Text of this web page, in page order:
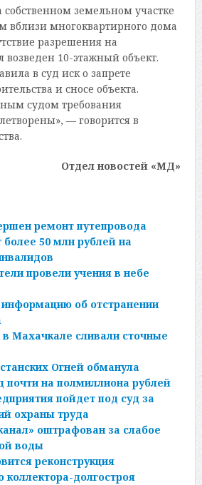
земельном участке
вблизи многоквартирного дома
разрешения на
возведен 10-этажный объект.
в суд иск о запрете
и сносе объекта.
судом требования
— говорится в
Отдел новостей «МД»
ремонт путепровода
более 50 млн рублей на
провели учения в небе
об отстранении
Махачкале сливали сточные
Огней обманула
на полмиллиона рублей
пойдет под суд за
охраны труда
оштрафован за слабое
воды
реконструкция
коллектора-долгостроя